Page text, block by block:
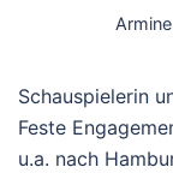
Schauspielerin
Feste
u.a. nach